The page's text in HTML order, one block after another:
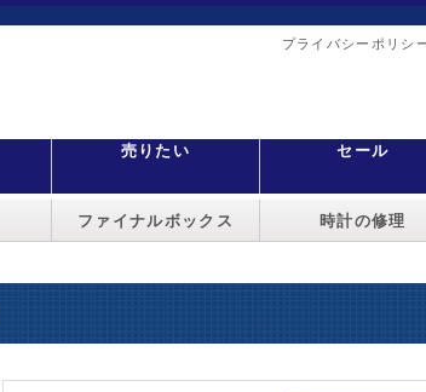
プライバシーポリシ
売りたい セール
ファイナルボックス 時計の修理